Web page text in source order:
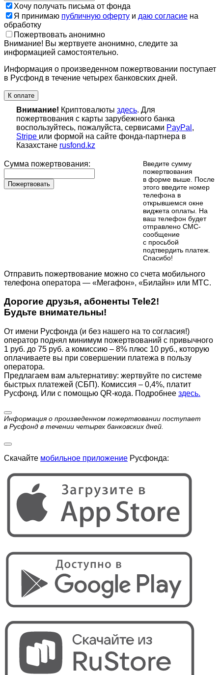
Хочу получать письма от фонда
Я принимаю публичную оферту и даю согласие на
обработку
Пожертвовать анонимно
Внимание! Вы жертвуете анонимно, следите за
информацией самостоятельно.
Информация о произведенном пожертвовании поступает
в Русфонд в течение четырех банковских дней.
К оплате
Внимание! Криптовалюты здесь. Для
пожертвования с карты зарубежного банка
воспользуйтесь, пожалуйста, сервисами PayPal ,
Stripe или формой на сайте фонда-партнера в
Казахстане rusfond.kz
Сумма пожертвования:
Пожертвовать
Введите сумму
пожертвования
в форме выше. После
этого введите номер
телефона в
открывшемся окне
виджета оплаты. На
ваш телефон будет
отправлено СМС-
сообщение
с просьбой
подтвердить платеж.
Cпасибо!
Отправить пожертвование можно со счета мобильного
телефона оператора — «Мегафон», «Билайн» или МТС.
Дорогие друзья, абоненты Tele2!
Будьте внимательны!
От имени Русфонда (и без нашего на то согласия!)
оператор поднял минимум пожертвований с привычного
1 руб. до 75 руб. а комиссию – 8% плюс 10 руб., которую
оплачиваете вы при совершении платежа в пользу
оператора.
Предлагаем вам альтернативу: жертвуйте по cистеме
быстрых платежей (СБП). Комиссия – 0,4%, платит
Русфонд. Или с помощью QR-кода. Подробнее здесь.
Информация о произведенном пожертвовании поступает
в Русфонд в течении четырех банковских дней.
Скачайте мобильное приложение Русфонда: